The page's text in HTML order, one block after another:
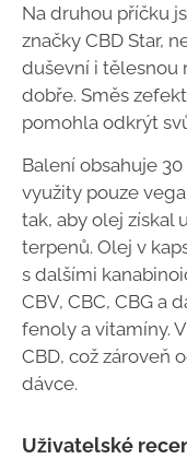
Na druhou příčku
značky CBD Star,
duševní i tělesnou
dobře. Směs
pomohla odkrýt
Balení obsahuje
využity pouze
tak, aby olej získal
terpenů. Olej v
s dalšími
CBV, CBC, CBG a
fenoly a vitamíny.
CBD, což zároveň
dávce.
Uživatelské